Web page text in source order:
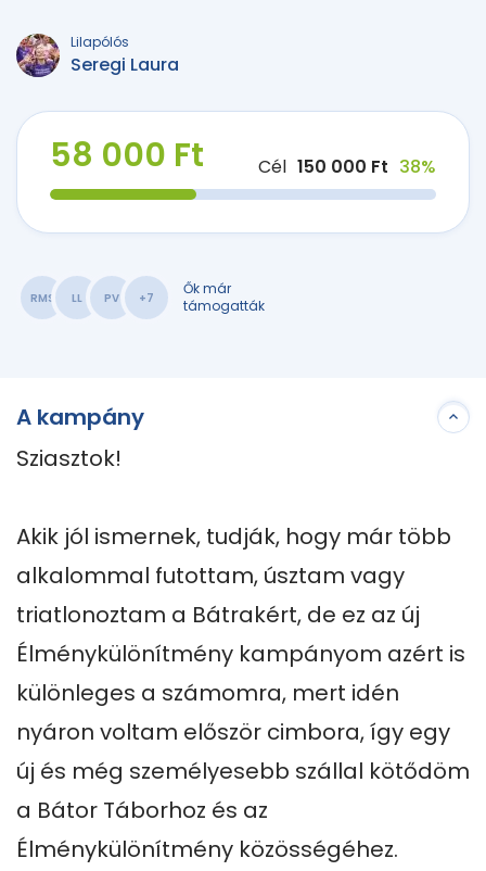
Lilapólós
Seregi Laura
58 000 Ft Cél 150 000 Ft 38%
RMS LL PV +7
Ők már
támogatták
A kampány
Sziasztok!
Akik jól ismernek, tudják, hogy már több
alkalommal futottam, úsztam vagy
triatlonoztam a Bátrakért, de ez az új
Élménykülönítmény kampányom azért is
különleges a számomra, mert idén
nyáron voltam először cimbora, így egy
új és még személyesebb szállal kötődöm
a Bátor Táborhoz és az
Élménykülönítmény közösségéhez.